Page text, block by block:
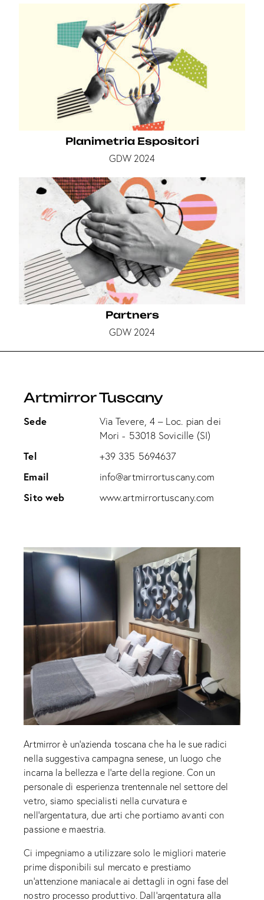
Planimetria Espositori
GDW 2024
Partners
GDW 2024
Artmirror Tuscany
Sede
Via Tevere, 4 – Loc. pian dei
Mori - 53018 Sovicille (SI)
Tel +39 335 5694637
Email info@artmirrortuscany.com
Sito web www.artmirrortuscany.com
Artmirror è un’azienda toscana che ha le sue radici
nella suggestiva campagna senese, un luogo che
incarna la bellezza e l’arte della regione. Con un
personale di esperienza trentennale nel settore del
vetro, siamo specialisti nella curvatura e
nell’argentatura, due arti che portiamo avanti con
passione e maestria.
Ci impegniamo a utilizzare solo le migliori materie
prime disponibili sul mercato e prestiamo
un’attenzione maniacale ai dettagli in ogni fase del
nostro processo produttivo. Dall’argentatura alla